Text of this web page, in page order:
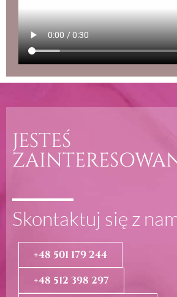
JESTEŚ
Skontaktuj się z
+48 501 179 244
+48 512 398 297